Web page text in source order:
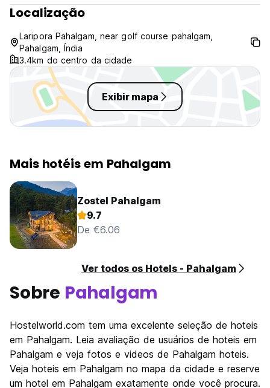
imposto de 28%.
8. Café da manhã não incluído.
original language)
Localização
Laripora Pahalgam, near golf course pahalgam,
Pahalgam, Índia
3.4km do centro da cidade
Exibir mapa
Mais hotéis em Pahalgam
Zostel Pahalgam
9.7
De €6.06
Ver todos os Hotels - Pahalgam
Sobre Pahalgam
Hostelworld.com tem uma excelente seleção de hoteis
em Pahalgam. Leia avaliação de usuários de hoteis em
Pahalgam e veja fotos e videos de Pahalgam hoteis.
Veja hoteis em Pahalgam no mapa da cidade e reserve
um hotel em Pahalgam exatamente onde você procura.